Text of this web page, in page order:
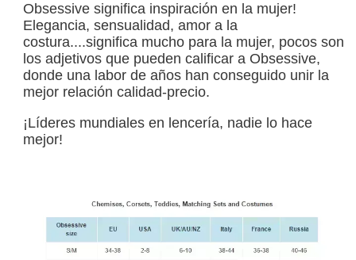
Obsessive significa inspiración en la mujer!
Elegancia, sensualidad, amor a la
costura....significa mucho para la mujer, pocos son
los adjetivos que pueden calificar a Obsessive,
donde una labor de años han conseguido unir la
mejor relación calidad-precio.
¡Líderes mundiales en lencería, nadie lo hace
mejor!